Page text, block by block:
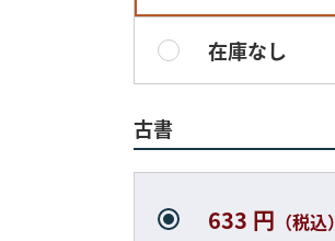
在庫なし
古書
633 円 （税込）